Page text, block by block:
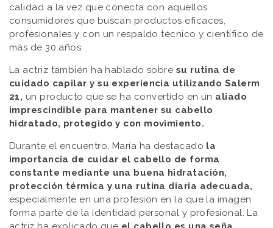
calidad a la vez que conecta con aquellos
consumidores que buscan productos eficaces,
profesionales y con un respaldo técnico y científico de
más de 30 años.
La actriz también ha hablado sobre su rutina de
cuidado capilar y su experiencia utilizando Salerm
21, un producto que se ha convertido en un aliado
imprescindible para mantener su cabello
hidratado, protegido y con movimiento.
Durante el encuentro, María ha destacado la
importancia de cuidar el cabello de forma
constante mediante una buena hidratación,
protección térmica y una rutina diaria adecuada,
especialmente en una profesión en la que la imagen
forma parte de la identidad personal y profesional. La